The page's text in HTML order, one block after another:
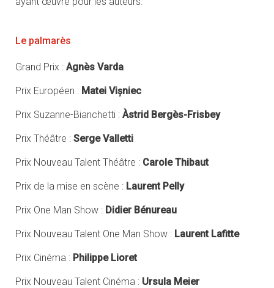
Le palmarès
Grand Prix : Agnès Varda
Prix Européen : Matei Vișniec
Prix Suzanne-Bianchetti : Àstrid Bergès-Frisbey
Prix Théâtre : Serge Valletti
Prix Nouveau Talent Théâtre : Carole Thibaut
Prix de la mise en scène : Laurent Pelly
Prix One Man Show : Didier Bénureau
Prix Nouveau Talent One Man Show : Laurent Lafitte
Prix Cinéma : Philippe Lioret
Prix Nouveau Talent Cinéma : Ursula Meier